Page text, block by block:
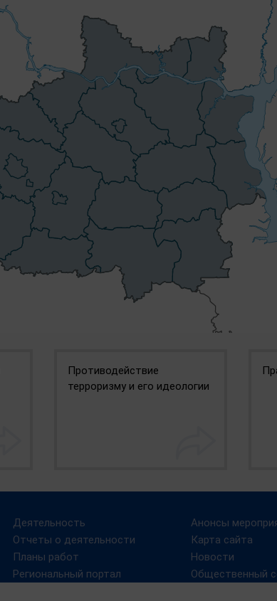
Противодействие
терроризму и его идеологии
Деятельность
Отчеты о деятельности
Планы работ
Региональный портал
Анонсы
Карта сайта
Новости
Общественный